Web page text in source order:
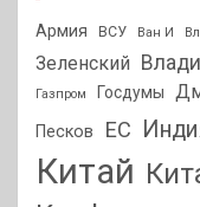
Армия ВСУ Ван И
Зеленский
Газпром Госдумы
Песков
ЕС
Китай